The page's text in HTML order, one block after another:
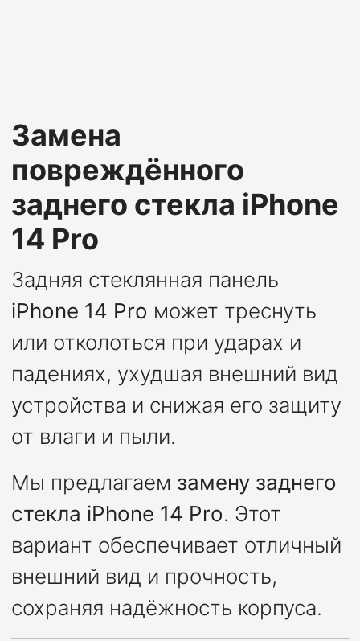
Замена
повреждённого
заднего стекла iPhone
14 Pro
Задняя стеклянная панель
iPhone 14 Pro может треснуть
или отколоться при ударах и
падениях, ухудшая внешний вид
устройства и снижая его защиту
от влаги и пыли.
Мы предлагаем замену заднего
стекла iPhone 14 Pro. Этот
вариант обеспечивает отличный
внешний вид и прочность,
сохраняя надёжность корпуса.